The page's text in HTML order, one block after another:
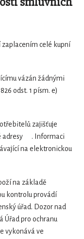
zaplacením celé kupní
vázán žádnými
odst. 1 písm. e)
zajišťuje
adresy . Informaci
na elektronickou
na základě
kontrolu provádí
úřad. Dozor nad
Úřad pro ochranu
vykonává ve